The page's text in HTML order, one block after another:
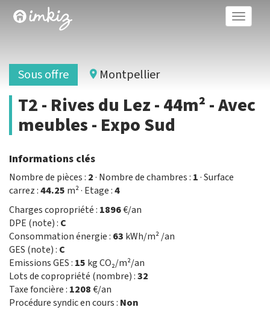
Toggle
Sous offre Montpellier
T2 - Rives du Lez - 44m² - Avec
meubles - Expo Sud
Informations clés
Nombre de pièces : 2· Nombre de chambres : 1· Surface
carrez :44.25 m² · Etage :4
Charges copropriété : 1896€/an
DPE (note) : C
Consommation énergie : 63 kWh/m² /an
GES (note) : C
Emissions GES : 15 kg CO₂/m²/an
Lots de copropriété (nombre) :32
Taxe foncière : 1208€/an
Procédure syndic en cours : Non